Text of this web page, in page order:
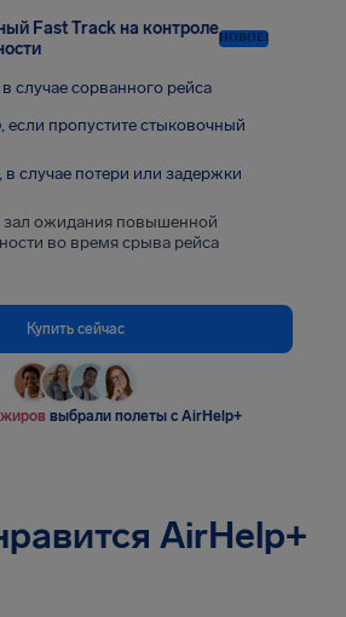
Fast Track на контролеНОВОЕ!
в случае сорванного рейса
, если пропустите стыковочный
, в случае потери или задержки
зал ожидания повышенной
во время срыва рейса
Купить сейчас
выбрали полеты с AirHelp+
AirHelp+